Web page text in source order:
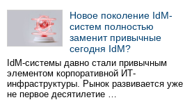
Новое поколение IdM-
систем полностью
заменит привычные
сегодня IdM?
IdM-системы давно стали привычным
элементом корпоративной ИТ-
инфраструктуры. Рынок развивается уже
не первое десятилетие …